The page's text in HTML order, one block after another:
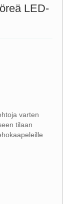
LED-
varten
tilaan